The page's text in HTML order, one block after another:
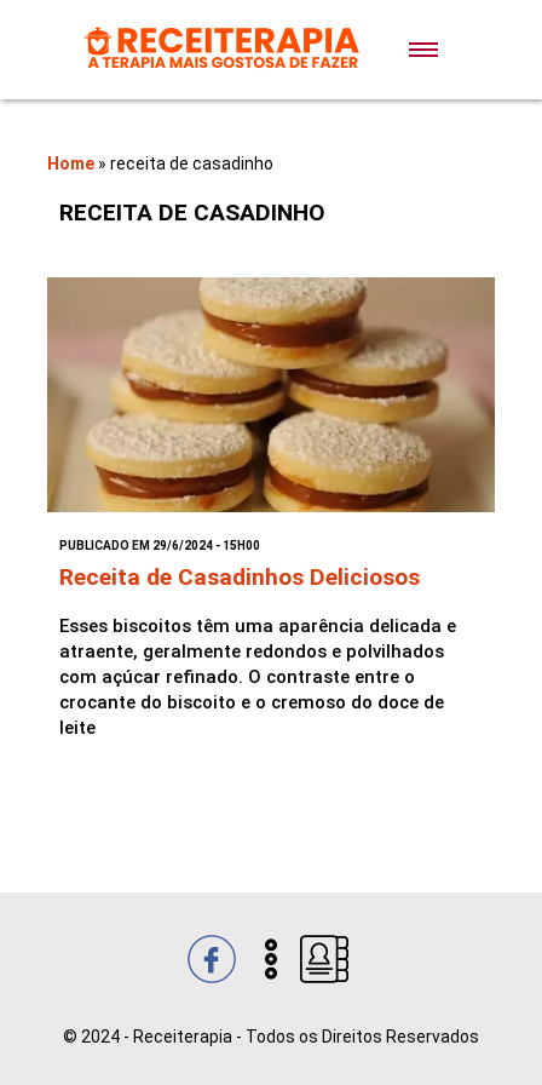
Doces e Sobremesas
Massas
Bolos
Pães
Home » receita de casadinho
RECEITA DE CASADINHO
PUBLICADO EM 29/6/2024 - 15H00
Receita de Casadinhos Deliciosos
Esses biscoitos têm uma aparência delicada e
atraente, geralmente redondos e polvilhados
com açúcar refinado. O contraste entre o
crocante do biscoito e o cremoso do doce de
leite
© 2024 - Receiterapia - Todos os Direitos Reservados